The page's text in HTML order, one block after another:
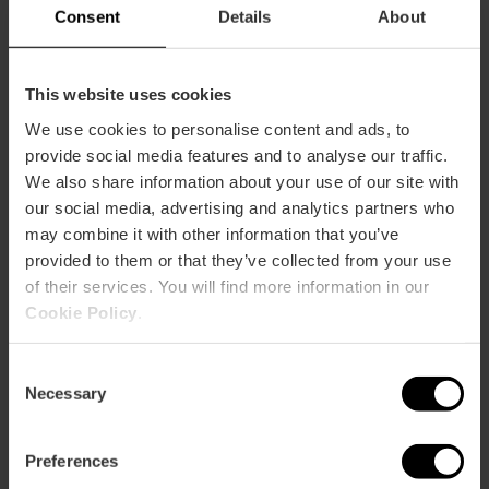
Consent Details About
This website uses cookies
We use cookies to personalise content and ads, to
provide social media features and to analyse our traffic.
We also share information about your use of our site with
our social media, advertising and analytics partners who
may combine it with other information that you’ve
provided to them or that they’ve collected from your use
of their services. You will find more information in our
Cookie Policy
Selection
Necessary
Preferences
Activar mapa